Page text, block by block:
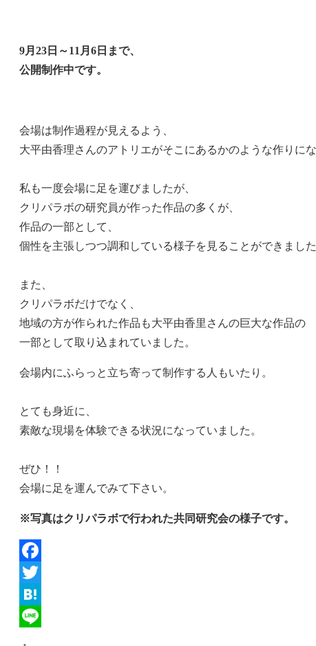
9月23日～11月6日まで、
公開制作中です。
会場は制作過程が見えるよう、
大平由香理さんのアトリエがそこにあるかのような作りにな
私も一度会場に足を運びましたが、
クリパラボの研究員が作った作品の多くが、
作品の一部として、
個性を主張しつつ調和している様子を見ることができました
また、
クリパラボだけでなく、
地域の方が作られた作品も大平由香里さんの巨大な作品の
一部として取り込まれていました。
会場内にふらっと立ち寄って制作する人もいたり。
とても身近に、
素敵な現場を体験できる状況になっていました。
ぜひ！！
会場に足を運んでみて下さい。
※写真はクリパラボで行われた共同研究会の様子です。
Facebook
Twitter
Hatena